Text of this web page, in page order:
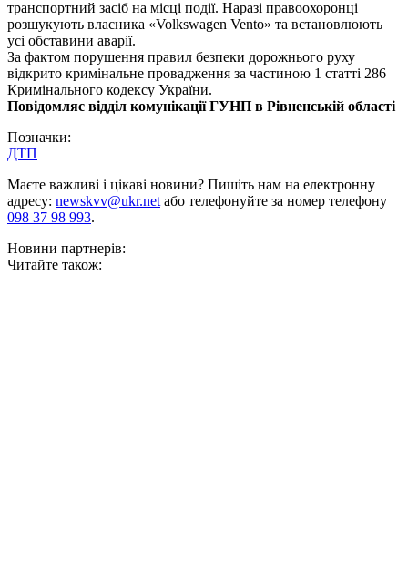
транспортний засіб на місці події. Наразі правоохоронці
розшукують власника «Volkswagen Vento» та встановлюють
усі обставини аварії.
За фактом порушення правил безпеки дорожнього руху
відкрито кримінальне провадження за частиною 1 статті 286
Кримінального кодексу України.
Повідомляє відділ комунікації ГУНП в Рівненській області
Позначки:
ДТП
Маєте важливі і цікаві новини? Пишіть нам на електронну
адресу: newskvv@ukr.netабо телефонуйте за номер телефону
098 37 98 993.
Новини партнерів:
Читайте також: